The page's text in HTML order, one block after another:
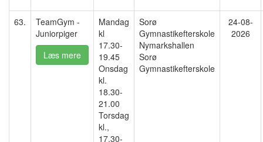
63.
TeamGym -
Juniorpiger
Læs mere
Mandag
kl
17.30-
19.45
Onsdag
kl.
18.30-
21.00
Torsdag
kl.,
17.30-
Sorø
Gymnastikefterskole
Nymarkshallen
Sorø
Gymnastikefterskole
24-08-
2026